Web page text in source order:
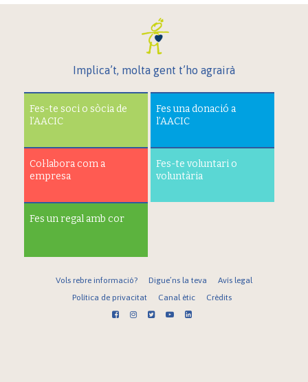
Implica’t, molta gent t’ho agrairà
Fes-te soci o sòcia de
l’AACIC
Fes una donació a
l’AACIC
Col·labora com a
empresa
Fes-te voluntari o
voluntària
Fes un regal amb cor
Vols rebre informació? Digue’ns la teva
Avís legal
Política de privacitat
Canal ètic Crèdits